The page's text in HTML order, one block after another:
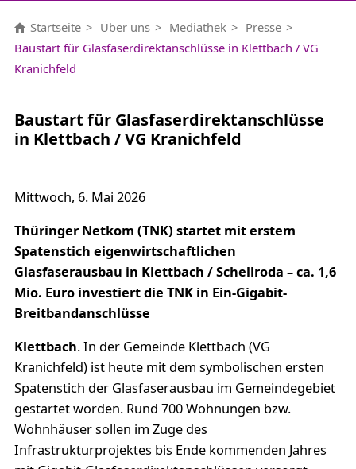
Startseite Über uns Mediathek
Presse
Baustart für Glasfaserdirektanschlüsse in Klettbach / VG
Kranichfeld
Baustart für Glasfaserdirektanschlüsse
in Klettbach / VG Kranichfeld
Mittwoch, 6. Mai 2026
Thüringer Netkom (TNK) startet mit erstem
Spatenstich eigenwirtschaftlichen
Glasfaserausbau in Klettbach / Schellroda – ca. 1,6
Mio. Euro investiert die TNK in Ein-Gigabit-
Breitbandanschlüsse
Klettbach. In der Gemeinde Klettbach (VG
Kranichfeld) ist heute mit dem symbolischen ersten
Spatenstich der Glasfaserausbau im Gemeindegebiet
gestartet worden. Rund 700 Wohnungen bzw.
Wohnhäuser sollen im Zuge des
Infrastrukturprojektes bis Ende kommenden Jahres